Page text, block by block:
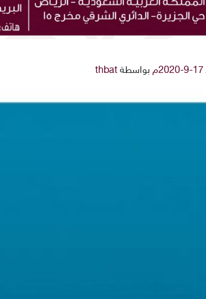
بواسطة thbat